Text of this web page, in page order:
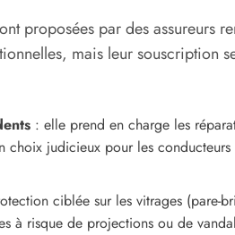
proposées par des assureurs
mais leur souscription
: elle prend en charge les
choix judicieux pour les
ciblée sur les vitrages (pare-
à risque de projections ou de